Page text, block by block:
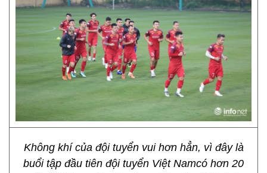
Không khí của đội tuyển vui hơn hẳn, vì đây là
buổi tập đầu tiên đội tuyển Việt Namcó hơn 20